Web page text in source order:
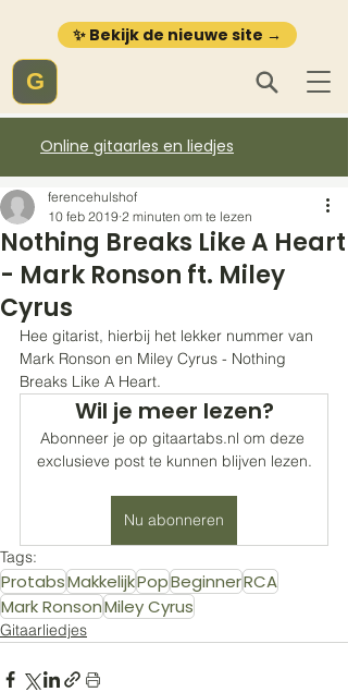
✨ Bekijk de nieuwe site →
G
Online gitaarles en liedjes
Nothing Breaks Like A Heart
- Mark Ronson ft. Miley
Cyrus
ferencehulshof
10 feb 2019 2 minuten om te lezen
Hee gitarist, hierbij het lekker nummer van
Mark Ronson en Miley Cyrus - Nothing
Breaks Like A Heart.
Wil je meer lezen?
Abonneer je op gitaartabs.nl om deze
exclusieve post te kunnen blijven lezen.
Nu abonneren
Tags:
ProtabsMakkelijkPopBeginnerRCA
Mark RonsonMiley Cyrus
Gitaarliedjes